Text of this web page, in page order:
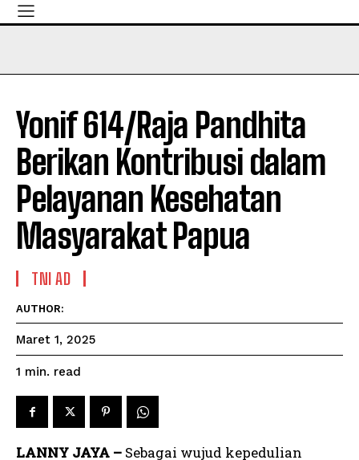
Yonif 614/Raja Pandhita
Berikan Kontribusi dalam
Pelayanan Kesehatan
Masyarakat Papua
TNI AD
AUTHOR:
Maret 1, 2025
1 min. read
LANNY JAYA – Sebagai wujud kepedulian